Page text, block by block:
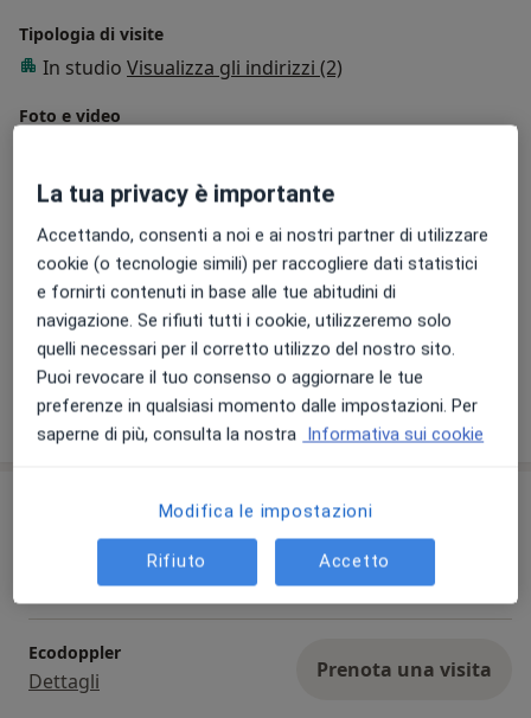
Tipologia di visite
In studio Visualizza gli indirizzi (2)
Foto e video
Visualizza galleria (5)
Mostra dettagli
sull'esperienza
Prestazioni e prezzi
Visita cardiologica
Dettagli Prenota una visita
Ecodoppler
Dettagli Prenota una visita
La tua privacy è importante
Accettando, consenti a noi e ai nostri partner di utilizzare
cookie (o tecnologie simili) per raccogliere dati statistici
e fornirti contenuti in base alle tue abitudini di
navigazione. Se rifiuti tutti i cookie, utilizzeremo solo
quelli necessari per il corretto utilizzo del nostro sito.
Puoi revocare il tuo consenso o aggiornare le tue
preferenze in qualsiasi momento dalle impostazioni. Per
saperne di più, consulta la nostra Informativa sui cookie
Modifica le impostazioni
Rifiuto Accetto